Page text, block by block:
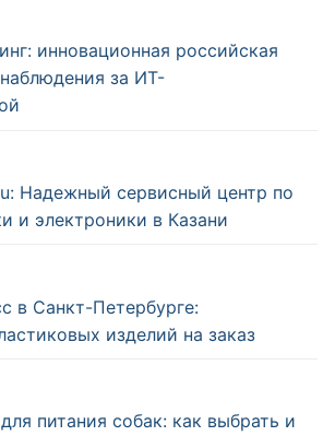
инновационная российская
за ИТ-
Надежный сервисный центр по
и электроники в Казани
в Санкт-Петербурге:
изделий на заказ
питания собак: как выбрать и